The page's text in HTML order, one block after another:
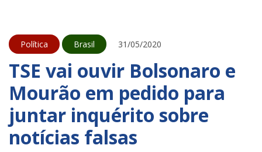
Política Brasil 31/05/2020
TSE vai ouvir Bolsonaro e
Mourão em pedido para
juntar inquérito sobre
notícias falsas